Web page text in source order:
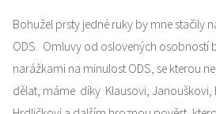
Bohužel prsty jedné ruky by mne stačily
ODS. Omluvy od oslovených osobností
narážkami na minulost ODS, se kterou
dělat, máme díky Klausovi, Janouškovi,